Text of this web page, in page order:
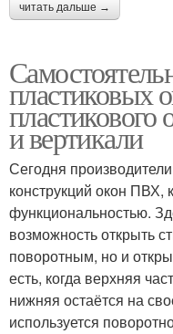
читать дальше →
пластиковых
пластикового
и вертикали
Сегодня
конструкций окон ПВХ,
функциональностью.
возможность открыть
поворотным, но и
есть, когда верхняя
нижняя остаётся на
используется